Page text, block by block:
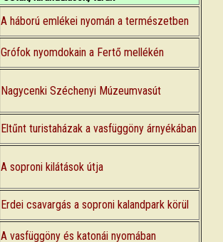
A háború emlékei nyomán a természetben
Grófok nyomdokain a Fertő mellékén
Nagycenki Széchenyi Múzeumvasút
Eltűnt turistaházak a vasfüggöny árnyékában
A soproni kilátások útja
Erdei csavargás a soproni kalandpark körül
A vasfüggöny és katonái nyomában